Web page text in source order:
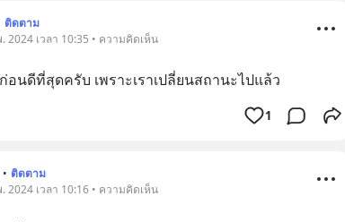
ติดตาม
2024 เวลา 10:35 • ความคิดเห็น
อนดีที่สุดครับ เพราะเราเปลี่ยนสถานะไปแล้ว
1
• ติดตาม
2024 เวลา 10:16 • ความคิดเห็น